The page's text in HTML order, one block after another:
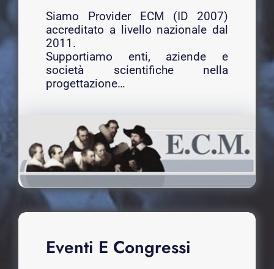
Siamo Provider ECM (ID 2007)
accreditato a livello nazionale dal
2011.
Supportiamo enti, aziende e
società scientifiche nella
progettazione…
Eventi E Congressi